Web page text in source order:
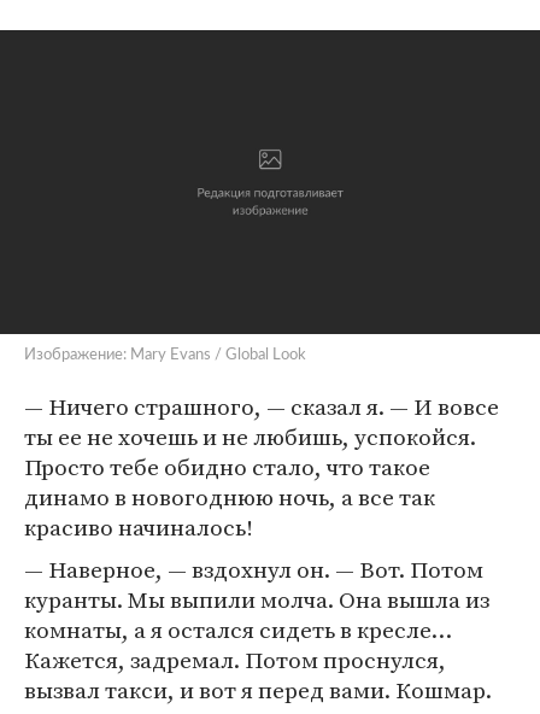
Изображение: Mary Evans / Global Look
— Ничего страшного, — сказал я. — И вовсе
ты ее не хочешь и не любишь, успокойся.
Просто тебе обидно стало, что такое
динамо в новогоднюю ночь, а все так
красиво начиналось!
— Наверное, — вздохнул он. — Вот. Потом
куранты. Мы выпили молча. Она вышла из
комнаты, а я остался сидеть в кресле…
Кажется, задремал. Потом проснулся,
вызвал такси, и вот я перед вами. Кошмар.